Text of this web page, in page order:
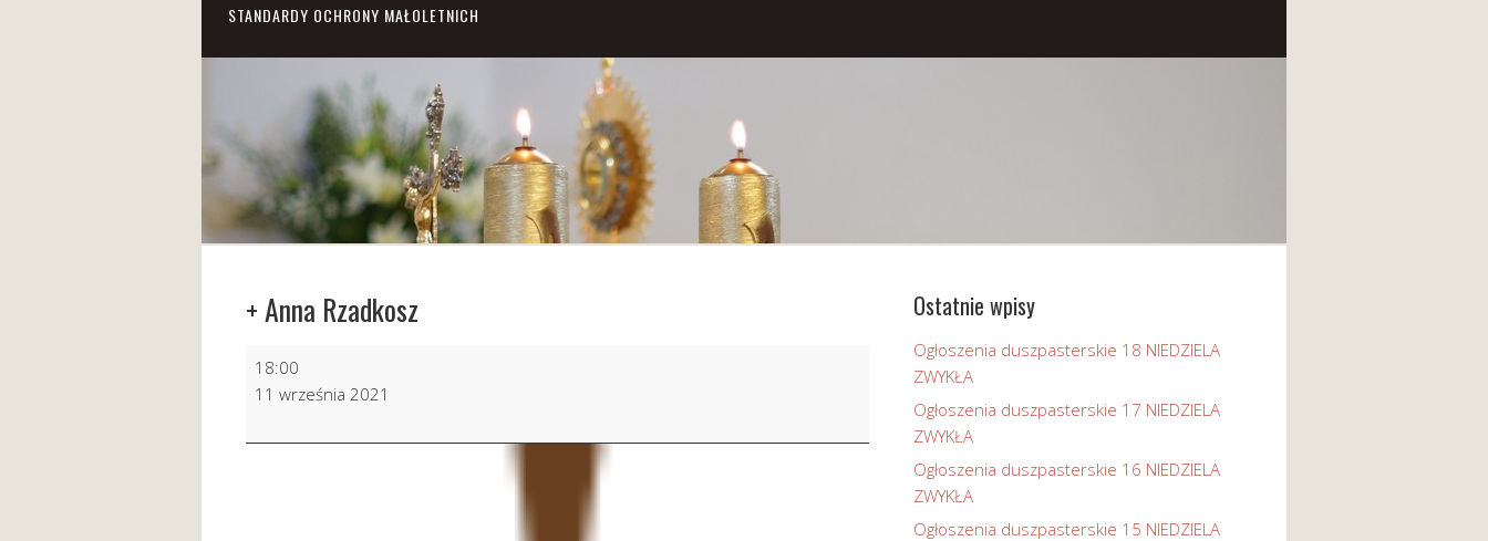
STANDARDY OCHRONY MAŁOLETNICH
+ Anna Rzadkosz
Anna
18:00
11 września 2021
Ostatnie wpisy
Ogłoszenia duszpasterskie 18 NIEDZIELA
ZWYKŁA
Ogłoszenia duszpasterskie 17 NIEDZIELA
ZWYKŁA
Ogłoszenia duszpasterskie 16 NIEDZIELA
ZWYKŁA
Ogłoszenia duszpasterskie 15 NIEDZIELA